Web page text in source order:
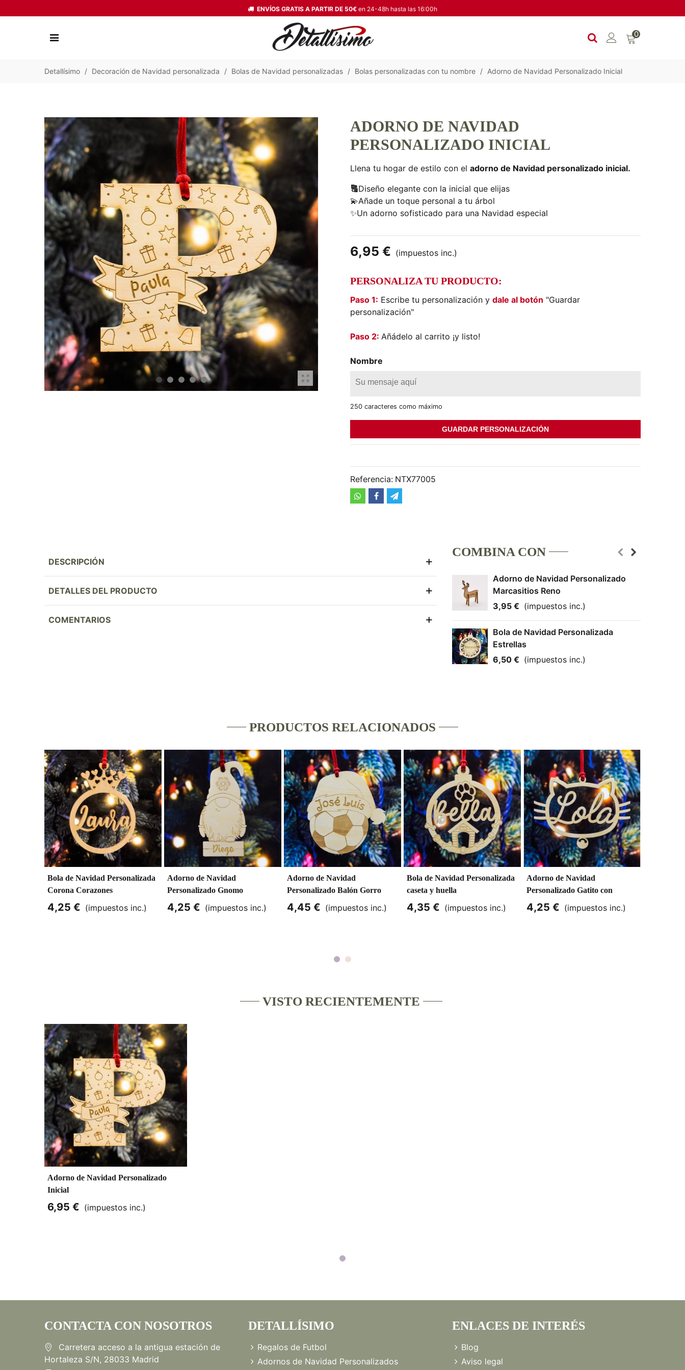
ENVÍOS GRATIS A PARTIR DE 50€ en 24-48h hasta las 16:00h
0
Detallísimo / Decoración de Navidad personalizada / Bolas de Navidad personalizadas / Bolas personalizadas con tu nombre / Adorno de Navidad Personalizado Inicial
ADORNO DE NAVIDAD
PERSONALIZADO INICIAL
Llena tu hogar de estilo con el adorno de Navidad personalizado inicial.
🔠Diseño elegante con la inicial que elijas
💫Añade un toque personal a tu árbol
✨Un adorno sofisticado para una Navidad especial
6,95 € (impuestos inc.)
PERSONALIZA TU PRODUCTO:
Paso 1: Escribe tu personalización y dale al botón "Guardar
personalización"
Paso 2: Añádelo al carrito ¡y listo!
Nombre
250 caracteres como máximo
GUARDAR PERSONALIZACIÓN
Referencia: NTX77005
DESCRIPCIÓN
DETALLES DEL PRODUCTO
COMENTARIOS
COMBINA CON
Adorno de Navidad Personalizado
Marcasitios Reno
3,95 € (impuestos inc.)
Bola de Navidad Personalizada
Estrellas
6,50 € (impuestos inc.)
PRODUCTOS RELACIONADOS
Bola de Navidad Personalizada
Corona Corazones
4,25 € (impuestos inc.)
Adorno de Navidad
Personalizado Gnomo
4,25 € (impuestos inc.)
Adorno de Navidad
Personalizado Balón Gorro
Papá Noel
4,45 € (impuestos inc.)
Bola de Navidad Personalizada
caseta y huella
4,35 € (impuestos inc.)
Adorno de Navidad
Personalizado Gatito con
Cascabel
4,25 € (impuestos inc.)
VISTO RECIENTEMENTE
Adorno de Navidad Personalizado
Inicial
6,95 € (impuestos inc.)
CONTACTA CON NOSOTROS
Carretera acceso a la antigua estación de
Hortaleza S/N, 28033 Madrid
DETALLÍSIMO
Regalos de Futbol
Adornos de Navidad Personalizados
ENLACES DE INTERÉS
Blog
Aviso legal